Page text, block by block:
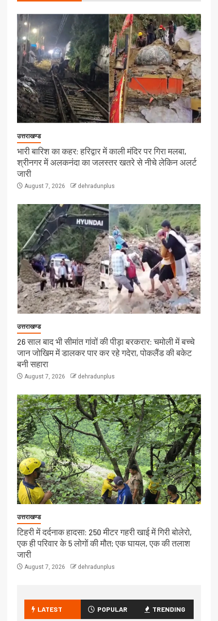
उत्तराखण्ड
भारी बारिश का कहर: हरिद्वार में काली मंदिर पर गिरा मलबा,
श्रीनगर में अलकनंदा का जलस्तर खतरे से नीचे लेकिन अलर्ट
जारी
August 7, 2026 dehradunplus
उत्तराखण्ड
26 साल बाद भी सीमांत गांवों की पीड़ा बरकरार: चमोली में बच्चे
जान जोखिम में डालकर पार कर रहे गदेरा, पोकलैंड की बकेट
बनी सहारा
August 7, 2026 dehradunplus
उत्तराखण्ड
टिहरी में दर्दनाक हादसा: 250 मीटर गहरी खाई में गिरी बोलेरो,
एक ही परिवार के 5 लोगों की मौत; एक घायल, एक की तलाश
जारी
August 7, 2026 dehradunplus
LATEST POPULAR TRENDING